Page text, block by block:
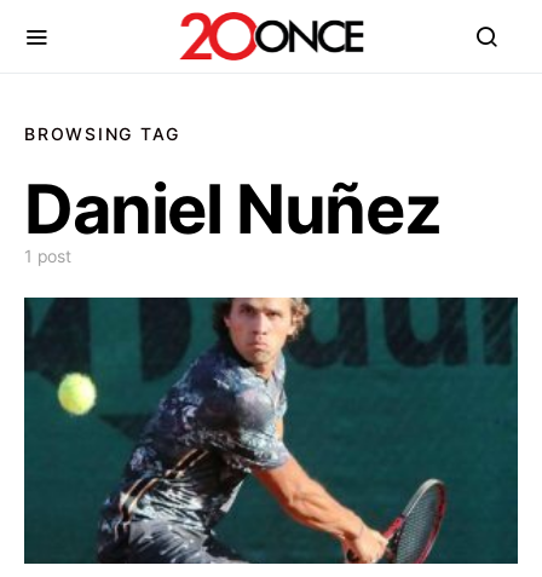
BROWSING TAG
Daniel Nuñez
1 post